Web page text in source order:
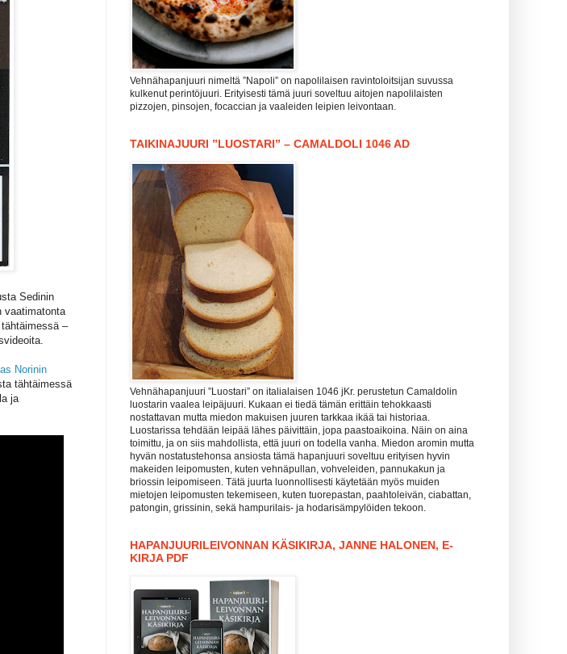
Sedinin
vaatimatonta
–
Norinin
tähtäimessä
ja
Vehnähapanjuuri nimeltä ”Napoli” on napolilaisen ravintoloitsijan suvussa
kulkenut perintöjuuri. Erityisesti tämä juuri soveltuu aitojen napolilaisten
pizzojen, pinsojen, focaccian ja vaaleiden leipien leivontaan.
TAIKINAJUURI ”LUOSTARI” – CAMALDOLI 1046 AD
Vehnähapanjuuri ”Luostari” on italialaisen 1046 jKr. perustetun Camaldolin
luostarin vaalea leipäjuuri. Kukaan ei tiedä tämän erittäin tehokkaasti
nostattavan mutta miedon makuisen juuren tarkkaa ikää tai historiaa.
Luostarissa tehdään leipää lähes päivittäin, jopa paastoaikoina. Näin on aina
toimittu, ja on siis mahdollista, että juuri on todella vanha. Miedon aromin mutta
hyvän nostatustehonsa ansiosta tämä hapanjuuri soveltuu erityisen hyvin
makeiden leipomusten, kuten vehnäpullan, vohveleiden, pannukakun ja
briossin leipomiseen. Tätä juurta luonnollisesti käytetään myös muiden
mietojen leipomusten tekemiseen, kuten tuorepastan, paahtoleivän, ciabattan,
patongin, grissinin, sekä hampurilais- ja hodarisämpylöiden tekoon.
HAPANJUURILEIVONNAN KÄSIKIRJA, JANNE HALONEN, E-
KIRJA PDF